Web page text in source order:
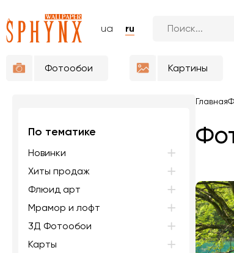
ua ru
Фотообои Картины
По тематике
Новинки
Хиты продаж
Флюид арт
Мрамор и лофт
3Д Фотообои
Карты
Главная